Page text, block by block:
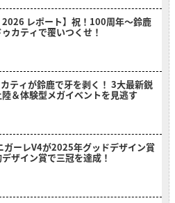
2026 レポート】祝！100周年〜鈴鹿
カティで覆いつくせ！
ティが鈴鹿で牙を剥く！ 3大最新鋭
＆体験型メガイベントを見逃す
ガーレV4が2025年グッドデザイン賞
ザイン賞で三冠を達成！